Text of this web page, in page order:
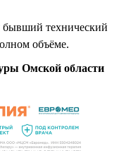
бывший технический
объёме.
Омской области